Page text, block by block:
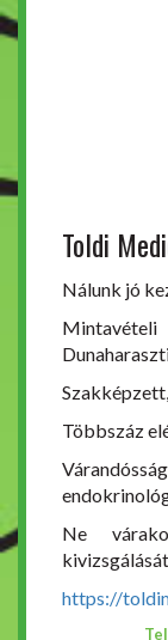
Toldi
Nálunk jó
Mintavételi
Többszáz
Ne
https://